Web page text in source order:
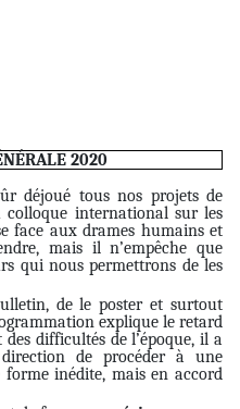
2020
déjoué tous nos projets de
colloque international sur les
face aux drames humains et
mais il n’empêche que
qui nous permettrons de les
de le poster et surtout
explique le retard
difficultés de l’époque, il a
de procéder à une
forme inédite, mais en accord